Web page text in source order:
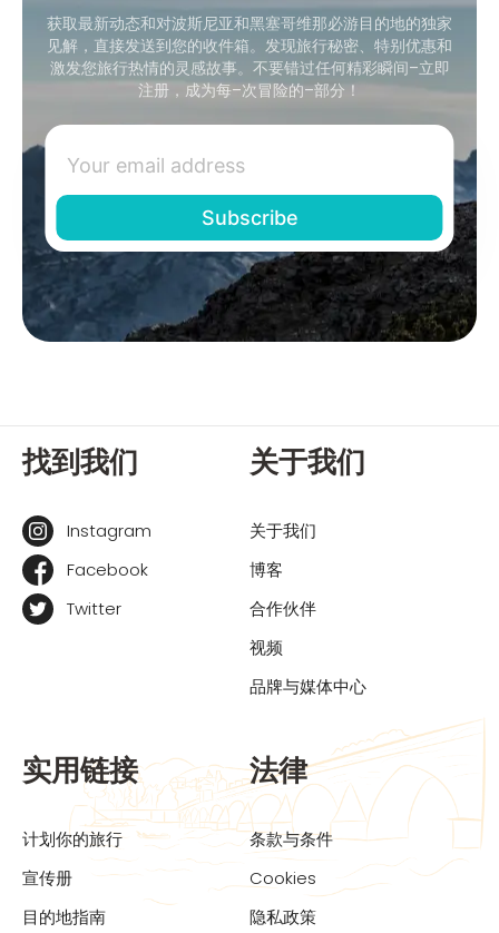
获取最新动态和对波斯尼亚和黑塞哥维那必游目的地的独家
见解，直接发送到您的收件箱。发现旅行秘密、特别优惠和
激发您旅行热情的灵感故事。不要错过任何精彩瞬间–立即
注册，成为每–次冒险的–部分！
找到我们
Instagram
Facebook
Twitter
关于我们
关于我们
博客
合作伙伴
视频
品牌与媒体中心
实用链接
计划你的旅行
宣传册
目的地指南
法律
条款与条件
Cookies
隐私政策